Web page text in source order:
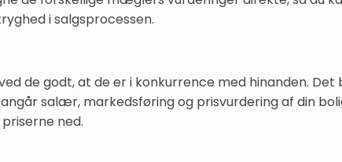
i salgsprocessen.
de godt, at de er i konkurrence med hinanden. Det
salær, markedsføring og prisvurdering af din
ned.